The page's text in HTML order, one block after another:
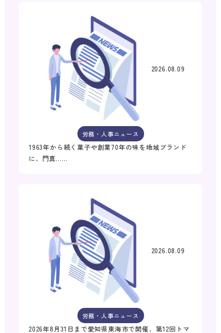
2026.08.09
労務・人事ニュース
1963年から続く菓子や創業70年の味を地域ブランド
に、門真……
2026.08.09
労務・人事ニュース
2026年8月31日まで愛知県東海市で開催、第12回トマ